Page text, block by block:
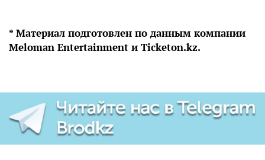
* Материал подготовлен по данным компании
Meloman Entertainment и Ticketon.kz.